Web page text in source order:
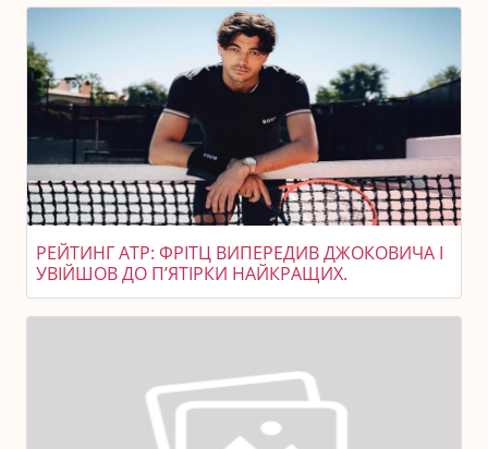
РЕЙТИНГ ATP: ФРІТЦ ВИПЕРЕДИВ ДЖОКОВИЧА І
УВІЙШОВ ДО П’ЯТІРКИ НАЙКРАЩИХ.